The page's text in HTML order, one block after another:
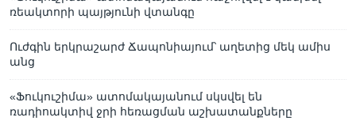
ռեակտորի պայթյունի վտանգը
Ուժգին երկրաշարժ Ճապոնիայում՝ աղետից մեկ ամիս
անց
«Ֆուկուշիմա» ատոմակայանում սկսվել են
ռադիոակտիվ ջրի հեռացման աշխատանքները